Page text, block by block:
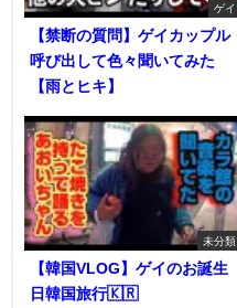
ゲイ
【禁断の質問】ゲイカップル
呼び出して色々聞いてみた
【雨とヒキ】
未分類
【韓国VLOG】ゲイのお誕生
日韓国旅行🇰🇷